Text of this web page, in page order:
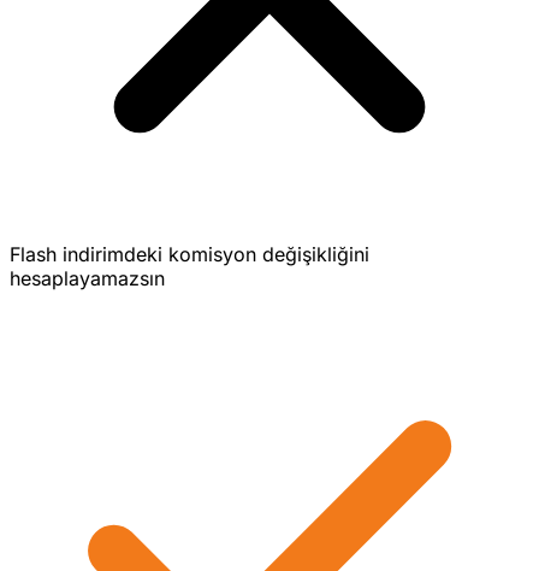
Flash indirimdeki komisyon değişikliğini
hesaplayamazsın